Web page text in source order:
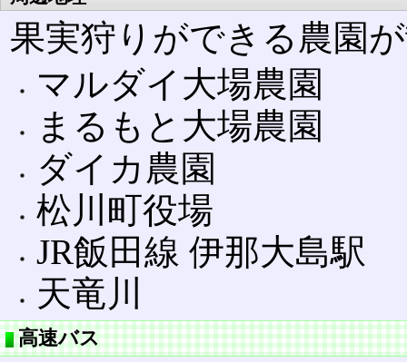
果実狩りができる農園
マルダイ大場農園
まるもと大場農園
ダイカ農園
松川町役場
JR飯田線 伊那大島駅
天竜川
高速バス